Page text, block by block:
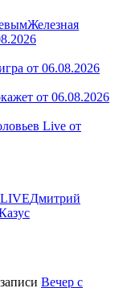
Железная
от 06.08.2026
от 06.08.2026
Live от
Дмитрий
Вечер с